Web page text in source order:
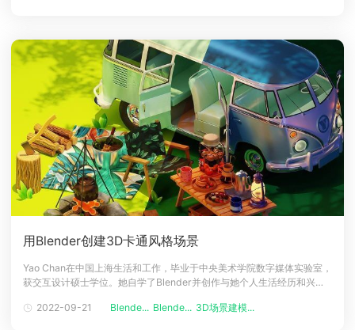
用Blender创建3D卡通风格场景
Yao Chan在中国上海生活和工作，毕业于中央美术学院数字媒体实验室，
获交互设计硕士学位。她自学了Blender并创作与她个人生活经历和兴趣
3D卡通风格场景的过程。介绍你好！我叫Yao Chan。我在中国上海生活
2022-09-21 Blende... Blende... 3D场景建模...